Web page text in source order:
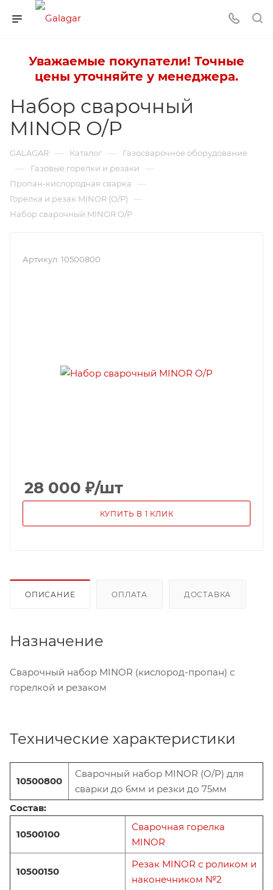
Уважаемые покупатели! Точные
цены уточняйте у менеджера.
Набор сварочный
MINOR O/P
GALAGAR — Каталог — Газосварочное оборудование
— Газовые горелки и резаки —
Пропан-кислородная сварка —
Горелка и резак MINOR (O/P) —
Набор сварочный MINOR O/P
Артикул: 10500800
28 000 ₽/шт
КУПИТЬ В 1 КЛИК
ОПИСАНИЕ ОПЛАТА ДОСТАВКА
Назначение
Сварочный набор MINOR (кислород-пропан) с
горелкой и резаком
Технические характеристики
10500800
Сварочный набор MINOR (O/P) для
сварки до 6мм и резки до 75мм
Состав:
10500100
Сварочная горелка
MINOR
10500150
Резак MINOR с роликом и
наконечником №2